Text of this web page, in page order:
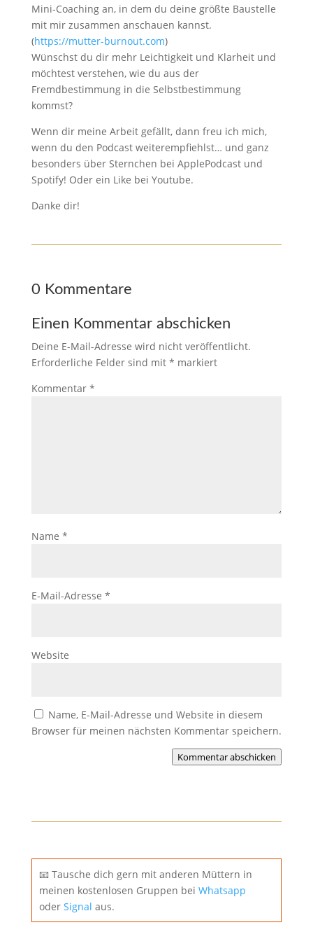
Mini-Coaching an, in dem du deine größte Baustelle
mit mir zusammen anschauen kannst.
(https://mutter-burnout.com)
Wünschst du dir mehr Leichtigkeit und Klarheit und
möchtest verstehen, wie du aus der
Fremdbestimmung in die Selbstbestimmung
kommst?
Wenn dir meine Arbeit gefällt, dann freu ich mich,
wenn du den Podcast weiterempfiehlst… und ganz
besonders über Sternchen bei ApplePodcast und
Spotify! Oder ein Like bei Youtube.
Danke dir!
0 Kommentare
Einen Kommentar abschicken
Deine E-Mail-Adresse wird nicht veröffentlicht.
Erforderliche Felder sind mit * markiert
Kommentar *
Name *
E-Mail-Adresse *
Website
Name, E-Mail-Adresse und Website in diesem
Browser für meinen nächsten Kommentar speichern.
Kommentar abschicken
📧 Tausche dich gern mit anderen Müttern in
meinen kostenlosen Gruppen bei Whatsapp
oder Signal aus.